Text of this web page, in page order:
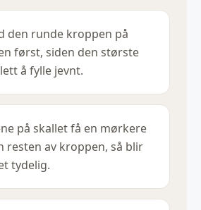
den runde kroppen på
først, siden den største
å fylle jevnt.
på skallet få en mørkere
resten av kroppen, så blir
tydelig.